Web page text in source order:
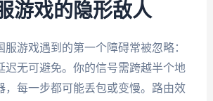
游戏的隐形敌人
服游戏遇到的第一个障碍常被忽略：
迟无可避免。你的信号需跨越半个地
，每一步都可能丢包或变慢。路由效